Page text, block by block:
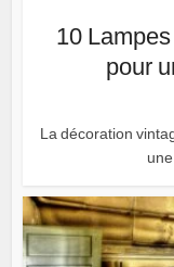
10
pour
La décoration